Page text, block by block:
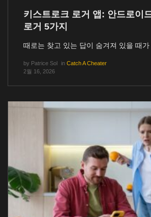
키스트로크 로거 앱: 안드로이
로거 5가지
때로는 찾고 있는 답이 숨겨져 있을 때가
by Patrice Sol in Catch A Cheater
2월 16, 2026